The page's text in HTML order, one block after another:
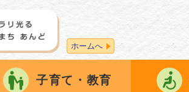
ホームへ
子育て・教育